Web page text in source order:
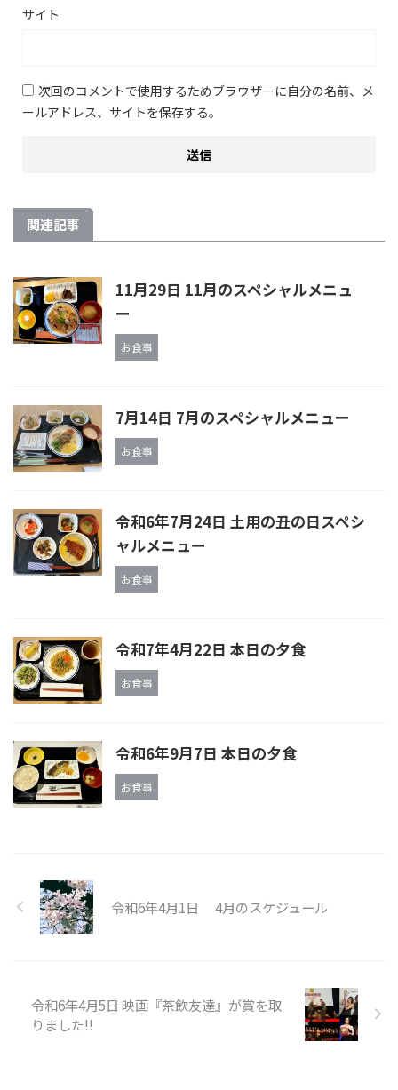
サイト
次回のコメントで使用するためブラウザーに自分の名前、メ
ールアドレス、サイトを保存する。
関連記事
11月29日 11月のスペシャルメニュ
ー
お食事
7月14日 7月のスペシャルメニュー
お食事
令和6年7月24日 土用の丑の日スペシ
ャルメニュー
お食事
令和7年4月22日 本日の夕食
お食事
令和6年9月7日 本日の夕食
お食事
令和6年4月1日 4月のスケジュール
令和6年4月5日 映画『茶飲友達』が賞を取
りました!!